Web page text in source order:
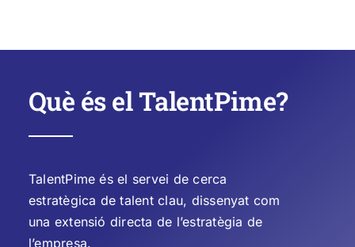
Què és el TalentPime?
TalentPime és el servei de cerca
estratègica de talent clau, dissenyat com
una extensió directa de l’estratègia de
l’empresa.